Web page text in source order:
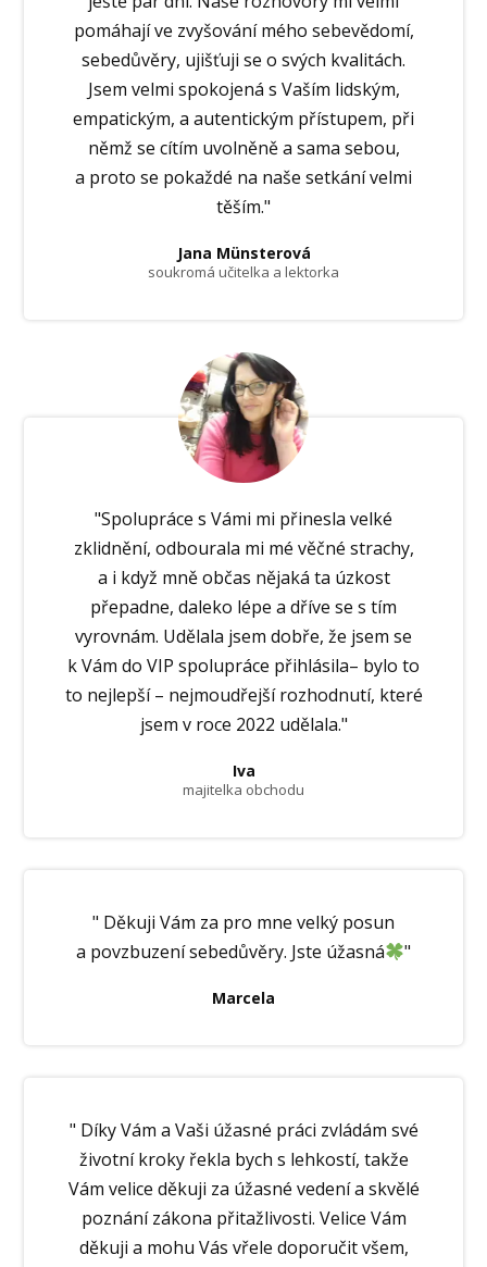
pomáhají ve zvyšování mého sebevědomí,
sebedůvěry, ujišťuji se o svých kvalitách.
Jsem velmi spokojená s Vaším lidským,
empatickým, a autentickým přístupem, při
němž se cítím uvolněně a sama sebou,
a proto se pokaždé na naše setkání velmi
těším."
Jana Münsterová
soukromá učitelka a lektorka
"Spolupráce s Vámi mi přinesla velké
zklidnění, odbourala mi mé věčné strachy,
a i když mně občas nějaká ta úzkost
přepadne, daleko lépe a dříve se s tím
vyrovnám. Udělala jsem dobře, že jsem se
k Vám do VIP spolupráce přihlásila– bylo to
to nejlepší – nejmoudřejší rozhodnutí, které
jsem v roce 2022 udělala."
Iva
majitelka obchodu
" Děkuji Vám za pro mne velký posun
a povzbuzení sebedůvěry. Jste úžasná
"
Marcela
" Díky Vám a Vaši úžasné práci zvládám své
životní kroky řekla bych s lehkostí, takže
Vám velice děkuji za úžasné vedení a skvělé
poznání zákona přitažlivosti. Velice Vám
děkuji a mohu Vás vřele doporučit všem,